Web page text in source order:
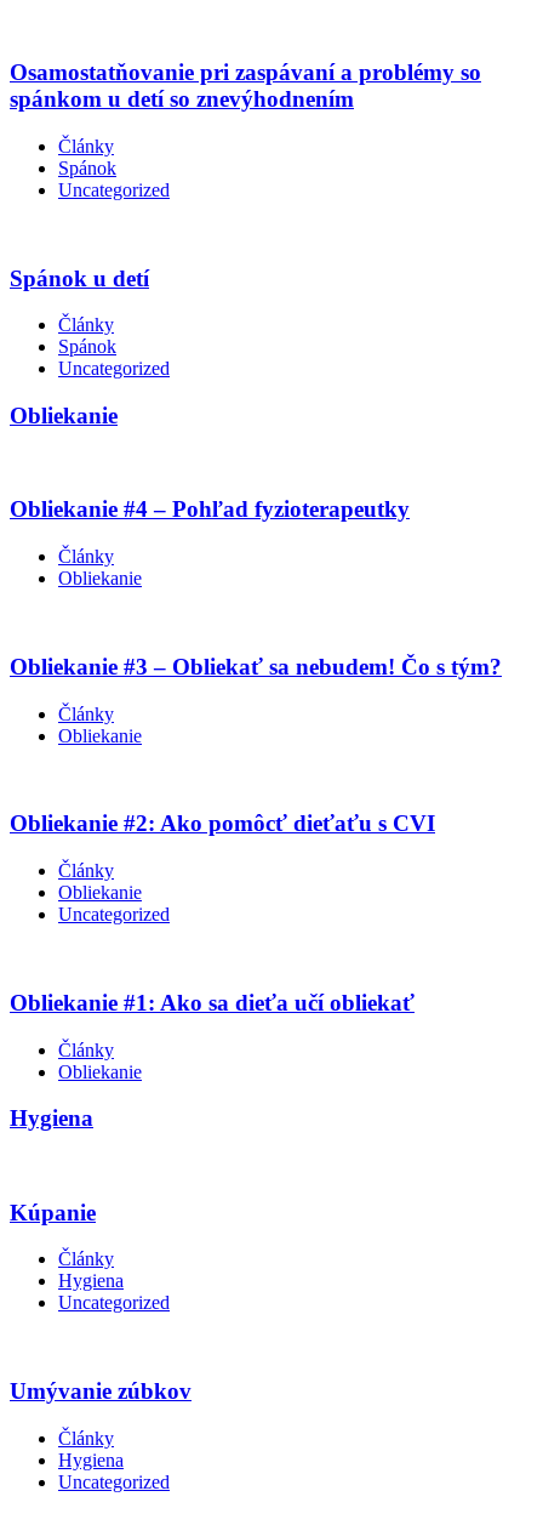
Osamostatňovanie pri zaspávaní a problémy so
spánkom u detí so znevýhodnením
Články
Spánok
Uncategorized
Spánok u detí
Články
Spánok
Uncategorized
Obliekanie
Obliekanie #4 – Pohľad fyzioterapeutky
Články
Obliekanie
Obliekanie #3 – Obliekať sa nebudem! Čo s tým?
Články
Obliekanie
Obliekanie #2: Ako pomôcť dieťaťu s CVI
Články
Obliekanie
Uncategorized
Obliekanie #1: Ako sa dieťa učí obliekať
Články
Obliekanie
Hygiena
Kúpanie
Články
Hygiena
Uncategorized
Umývanie zúbkov
Články
Hygiena
Uncategorized